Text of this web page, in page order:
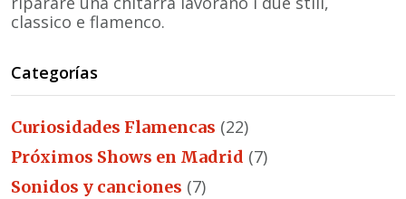
classico e flamenco.
Categorías
Curiosidades Flamencas (22)
Próximos Shows en Madrid (7)
Sonidos y canciones (7)